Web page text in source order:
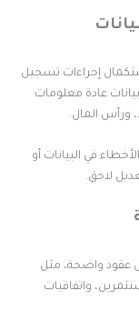
إجراءات تسجيل
عادة معلومات
المال.
في البيانات أو
لاحق.
واضحة، مثل
واتفاقيات